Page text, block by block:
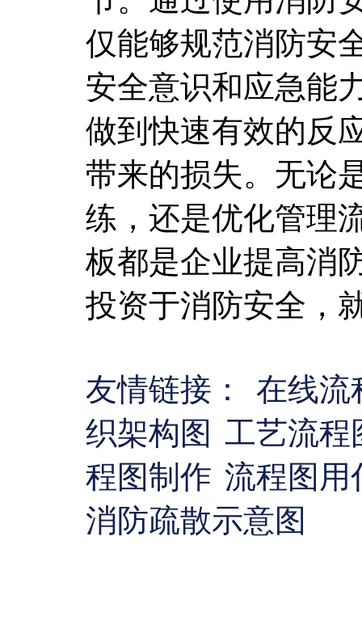
仅能够规范消防安
安全意识和应急能
做到快速有效的反
带来的损失。无论
练，还是优化管理
板都是企业提高消
投资于消防安全，
友情链接：
在线
织架构图 工艺流
程图制作 流程图
消防疏散示意图